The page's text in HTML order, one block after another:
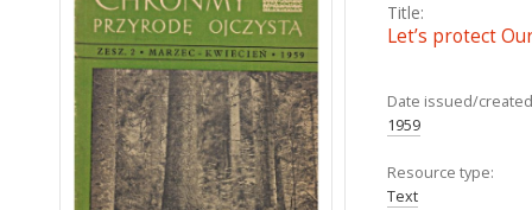
Title:
Let’s protect
Date issued/
1959
Resource type:
Text